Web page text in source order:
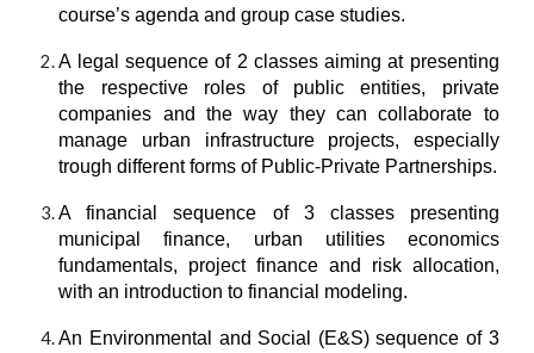
course’s agenda and group case studies.
A legal sequence of 2 classes aiming at presenting
the respective roles of public entities, private
companies and the way they can collaborate to
manage urban infrastructure projects, especially
trough different forms of Public-Private Partnerships.
A financial sequence of 3 classes presenting
municipal finance, urban utilities economics
fundamentals, project finance and risk allocation,
with an introduction to financial modeling.
An Environmental and Social (E&S) sequence of 3